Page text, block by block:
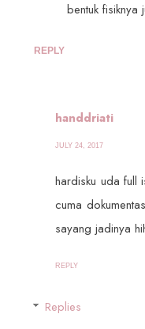
bentuk fisiknya
REPLY
handdriati
JULY 24, 2017
hardisku uda full
cuma
sayang jadinya
REPLY
Replies